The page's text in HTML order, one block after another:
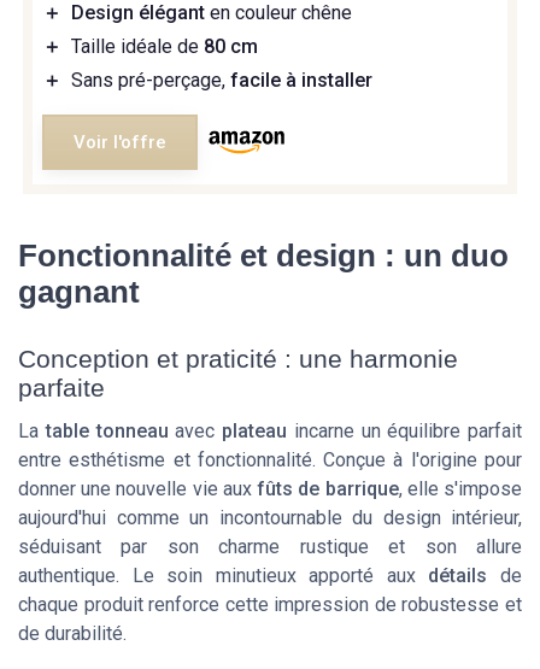
＋
Design élégant en couleur chêne
＋ Taille idéale de 80 cm
＋ Sans pré-perçage, facile à installer
Voir l'offre
Fonctionnalité et design : un duo
gagnant
Conception et praticité : une harmonie
parfaite
Latable tonneau avec plateau incarne un équilibre parfait
entre esthétisme et fonctionnalité. Conçue à l'origine pour
donner une nouvelle vie auxfûts de barrique, elle s'impose
aujourd'hui comme un incontournable du design intérieur,
séduisant par son charme rustique et son allure
authentique. Le soin minutieux apporté aux détails de
chaque produit renforce cette impression de robustesse et
de durabilité.